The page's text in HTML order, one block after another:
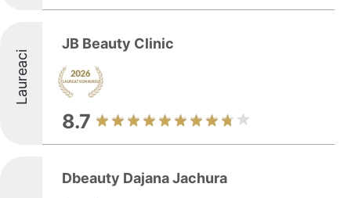
Laureaci
JB Beauty Clinic
8.7
Dbeauty Dajana Jachura